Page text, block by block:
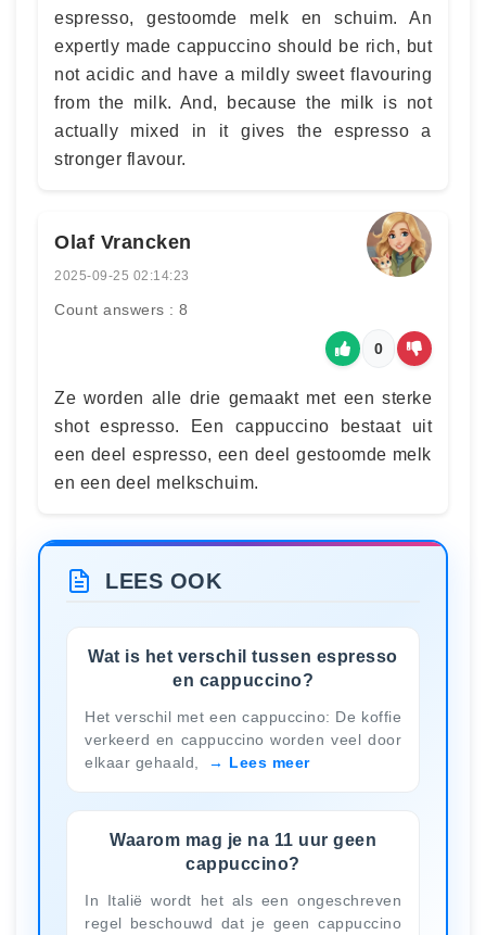
espresso, gestoomde melk en schuim. An
expertly made cappuccino should be rich, but
not acidic and have a mildly sweet flavouring
from the milk. And, because the milk is not
actually mixed in it gives the espresso a
stronger flavour.
Olaf Vrancken
2025-09-25 02:14:23
Count answers : 8
0
Ze worden alle drie gemaakt met een sterke
shot espresso. Een cappuccino bestaat uit
een deel espresso, een deel gestoomde melk
en een deel melkschuim.
LEES OOK
Wat is het verschil tussen espresso
en cappuccino?
Het verschil met een cappuccino: De koffie
verkeerd en cappuccino worden veel door
elkaar gehaald,
Lees meer
Waarom mag je na 11 uur geen
cappuccino?
In Italië wordt het als een ongeschreven
regel beschouwd dat je geen cappuccino